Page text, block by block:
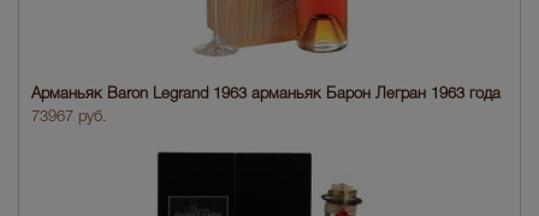
Арманьяк Baron Legrand 1963 арманьяк Барон Легран 1963 года
73967 руб.